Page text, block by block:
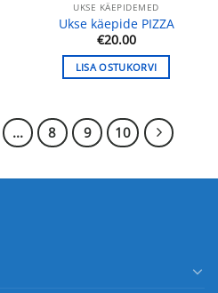
UKSE KÄEPIDEMED
Ukse käepide PIZZA
€20.00
LISA OSTUKORVI
... 8 9 10